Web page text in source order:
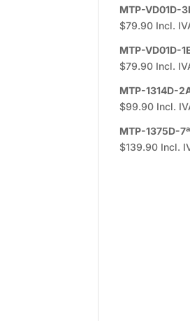
MTP-VD01D-
$79.90 Incl.
MTP-VD01D-
$79.90 Incl.
MTP-1314D-
$99.90 Incl.
MTP-1375D-
$139.90 Incl.